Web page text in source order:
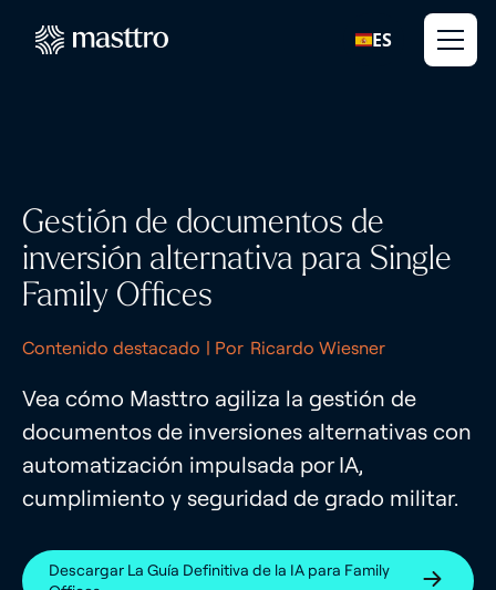
ES
Gestión de documentos de
inversión alternativa para Single
Family Offices
Contenido destacado | Por Ricardo Wiesner
Vea cómo Masttro agiliza la gestión de
documentos de inversiones alternativas con
automatización impulsada por IA,
cumplimiento y seguridad de grado militar.
Descargar La Guía Definitiva de la IA para Family